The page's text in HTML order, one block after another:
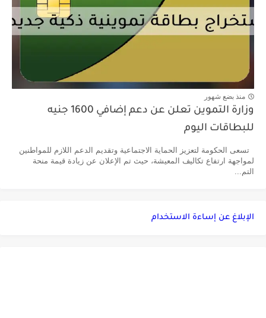
منذ بضع شهور
وزارة التموين تعلن عن دعم إضافي 1600 جنيه
للبطاقات اليوم
تسعى الحكومة لتعزيز الحماية الاجتماعية وتقديم الدعم اللازم للمواطنين
لمواجهة ارتفاع تكاليف المعيشة، حيث تم الإعلان عن زيادة قيمة منحة
التم...
الإبلاغ عن إساءة الاستخدام